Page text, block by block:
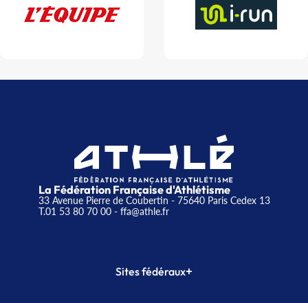
La Fédération Française d'Athlétisme
33 Avenue Pierre de Coubertin - 75640 Paris Cedex 13
T.01 53 80 70 00- ffa@athle.fr
Sites fédéraux+